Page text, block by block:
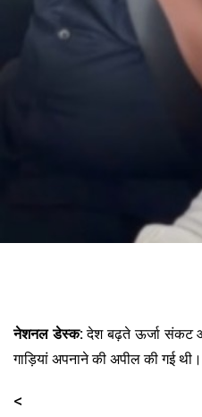
नेशनल डेस्क:देश बढ़ते ऊर्जा संकट और
गाड़ियां अपनाने की अपील की गई
<